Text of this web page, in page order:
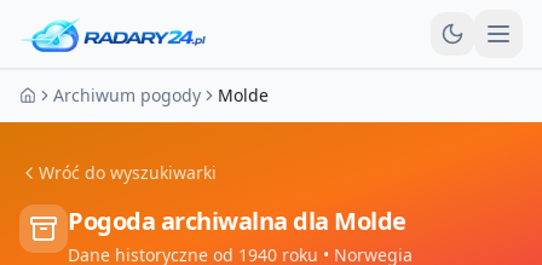
Strona główna
Archiwum pogody Molde
Wróć do wyszukiwarki
Pogoda archiwalna dla Molde
Dane historyczne od 1940 roku • Norwegia